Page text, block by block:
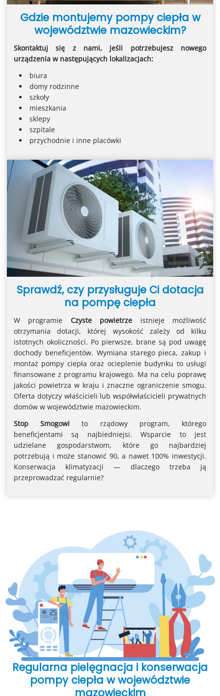
Gdzie montujemy pompy ciepła w
województwie mazowieckim?
Skontaktuj się z nami, jeśli potrzebujesz nowego
urządzenia w następujących lokalizacjach:
biura
domy rodzinne
szkoły
mieszkania
sklepy
szpitale
przychodnie i inne placówki
Sprawdź, czy przysługuje Ci dotacja
na pompę ciepła
W programie Czyste powietrze istnieje możliwość
otrzymania dotacji, której wysokość zależy od kilku
istotnych okoliczności. Po pierwsze, brane są pod uwagę
dochody beneficjentów. Wymiana starego pieca, zakup i
montaż pompy ciepła oraz ocieplenie budynku to usługi
finansowane z programu krajowego. Ma na celu poprawę
jakości powietrza w kraju i znaczne ograniczenie smogu.
Oferta dotyczy właścicieli lub współwłaścicieli prywatnych
domów w województwie mazowieckim.
Stop Smogowito rządowy program, którego
beneficjentami są najbiedniejsi. Wsparcie to jest
udzielane gospodarstwom, które go najbardziej
potrzebują i może stanowić 90, a nawet 100% inwestycji.
Konserwacja klimatyzacji — dlaczego trzeba ją
przeprowadzać regularnie?
Regularna pielęgnacja i konserwacja
pompy ciepła w województwie
mazowieckim